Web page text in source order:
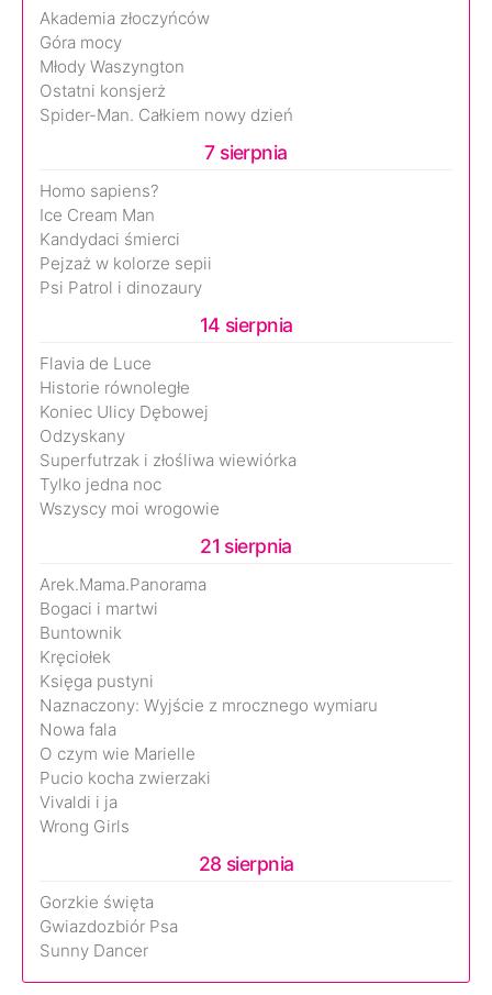
Akademia złoczyńców
Góra mocy
Młody Waszyngton
Ostatni konsjerż
Spider-Man. Całkiem nowy dzień
7 sierpnia
Homo sapiens?
Ice Cream Man
Kandydaci śmierci
Pejzaż w kolorze sepii
Psi Patrol i dinozaury
14 sierpnia
Flavia de Luce
Historie równoległe
Koniec Ulicy Dębowej
Odzyskany
Superfutrzak i złośliwa wiewiórka
Tylko jedna noc
Wszyscy moi wrogowie
21 sierpnia
Arek.Mama.Panorama
Bogaci i martwi
Buntownik
Kręciołek
Księga pustyni
Naznaczony: Wyjście z mrocznego wymiaru
Nowa fala
O czym wie Marielle
Pucio kocha zwierzaki
Vivaldi i ja
Wrong Girls
28 sierpnia
Gorzkie święta
Gwiazdozbiór Psa
Sunny Dancer